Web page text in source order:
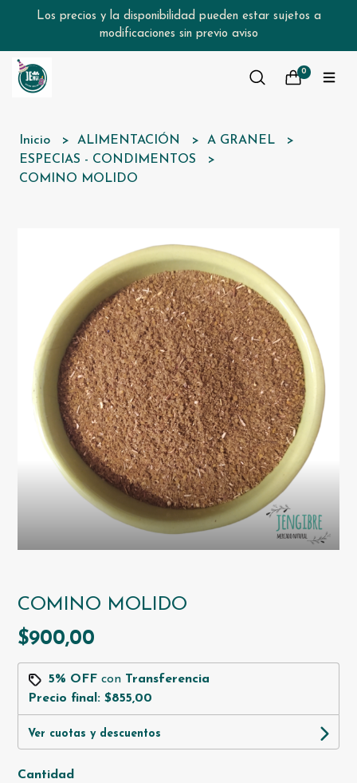
Los precios y la disponibilidad pueden estar sujetos a
modificaciones sin previo aviso
0
Inicio ALIMENTACIÓN
A GRANEL
ESPECIAS - CONDIMENTOS
COMINO MOLIDO
COMINO MOLIDO
$900,00
5% OFF con Transferencia
Precio final:$855,00
Ver cuotas y descuentos
Cantidad